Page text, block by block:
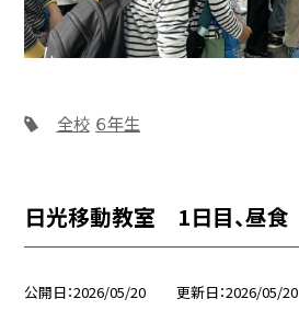
全校 ６年生
日光移動教室 1日目、昼食
公開日 2026/05/20 更新日 2026/05/20